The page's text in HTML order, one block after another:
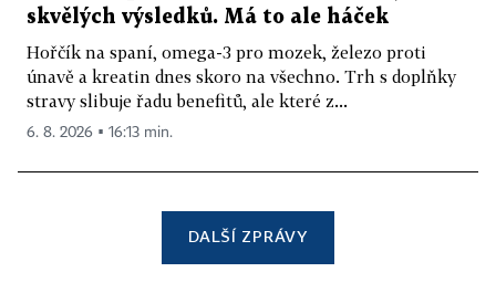
skvělých výsledků. Má to ale háček
Hořčík na spaní, omega-3 pro mozek, železo proti
únavě a kreatin dnes skoro na všechno. Trh s doplňky
stravy slibuje řadu benefitů, ale které z...
6. 8. 2026 ▪ 16:13 min.
DALŠÍ ZPRÁVY